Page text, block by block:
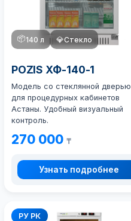
📦140 л 💎Стекло
POZIS ХФ-140-1
Модель со стеклянной дверью
для процедурных кабинетов
Астаны. Удобный визуальный
контроль.
270 000 ₸
Узнать подробнее
РУ РК